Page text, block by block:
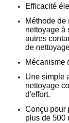
Efficacité
Méthode de
nettoyage à
autres
de
Mécanisme
Une simple
nettoyage
d'effort.
Conçu pour
plus de 500